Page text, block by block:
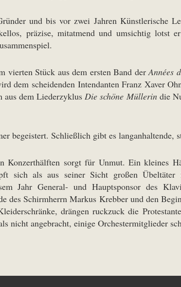
und bis vor zwei Jahren Künstlerische
präzise, mitatmend und umsichtig
vierten Stück aus dem ersten Band derAnnées
dem scheidenden Intendanten Franz Xaver
aus dem Liederzyklus Die schöne Müllerindie
begeistert. Schließlich gibt es langanhaltende,
Konzerthälften sorgt für Unmut. Ein kleines
sich als aus seiner Sicht großen
Jahr General- und Hauptsponsor des
des Schirmherrn Markus Krebber und den
drängen ruckzuck die
nicht angebracht, einige Orchestermitglieder